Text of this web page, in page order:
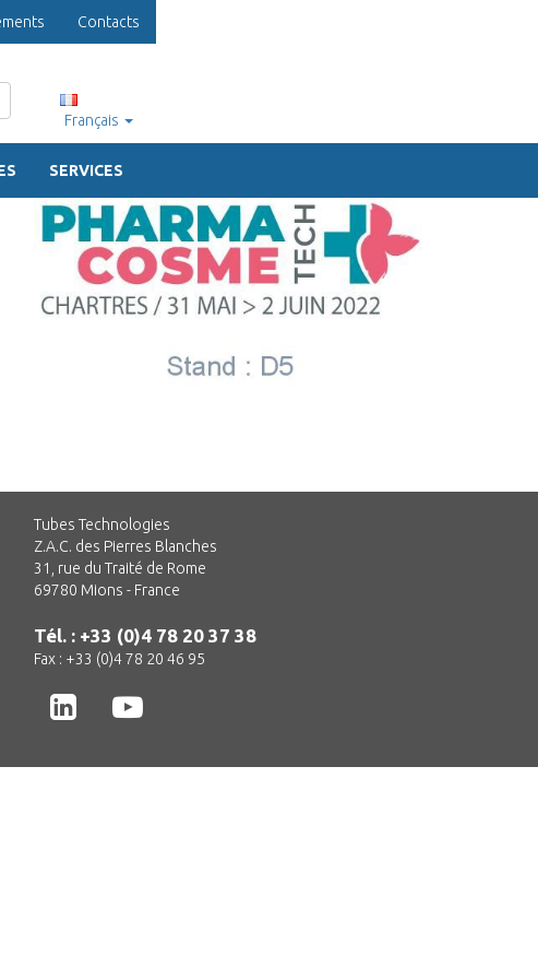
Contacts
Français
SERVICES
Tubes Technologies
Z.A.C. des Pierres Blanches
31, rue du Traité de Rome
69780 Mions - France
Tél. : +33 (0)4 78 20 37 38
Fax : +33 (0)4 78 20 46 95